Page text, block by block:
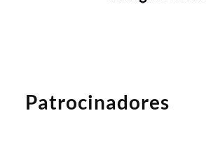
Patrocinadores